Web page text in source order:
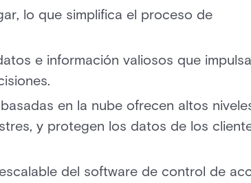
lo que simplifica el proceso de
e información valiosos que
en la nube ofrecen altos
y protegen los datos de los
del software de control de